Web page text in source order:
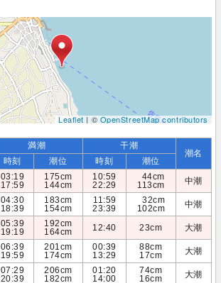
Leaflet| ©OpenStreetMap contributors
満潮 干潮
潮名
時刻 潮位 時刻
潮位
03:19
17:59
175cm
144cm
10:59
22:29
44cm
113cm
中潮
04:30
18:39
183cm
154cm
11:59
23:39
32cm
102cm
中潮
05:39
19:19
192cm
164cm
12:40 23cm 大潮
06:39
19:59
201cm
174cm
00:39
13:29
88cm
17cm
大潮
07:29
20:39
206cm
182cm
01:20
14:00
74cm
16cm
大潮